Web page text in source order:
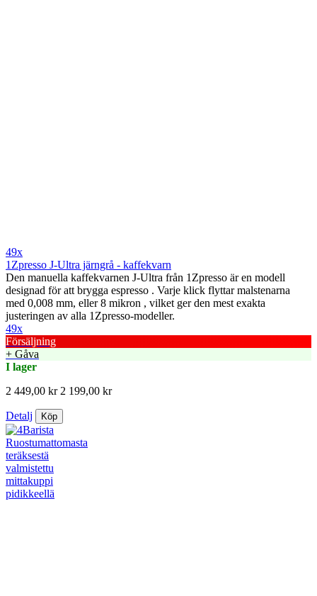
49x
1Zpresso J-Ultra järngrå - kaffekvarn
Den manuella kaffekvarnen J-Ultra från 1Zpresso är en modell
designad för att brygga espresso . Varje klick flyttar malstenarna
med 0,008 mm, eller 8 mikron , vilket ger den mest exakta
justeringen av alla 1Zpresso-modeller.
49x
Försäljning
+ Gåva
I lager
2 449,00 kr 2 199,00 kr
Detalj Köp